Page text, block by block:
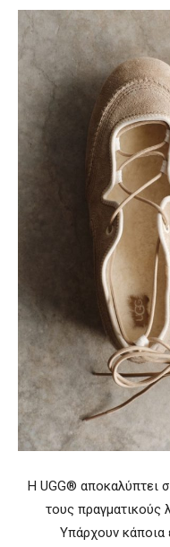
Η UGG® αποκαλύπτει
τους πραγματικούς
Υπάρχουν κάποια